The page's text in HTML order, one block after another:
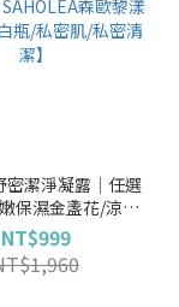
密潔淨凝露│任選
保濕金盞花/涼感
/淨白平衡矢車菊
森歐黎
白瓶/私密肌/私密
NT$999